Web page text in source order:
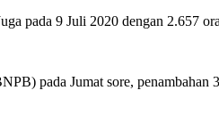
pada 9 Juli 2020 dengan 2.657
pada Jumat sore, penambahan